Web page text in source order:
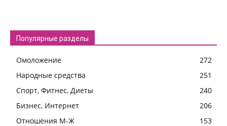
Популярные разделы
Омоложение
272
Народные средства
251
Спорт, Фитнес, Диеты
240
Бизнес, Интернет
206
Отношения М-Ж
153